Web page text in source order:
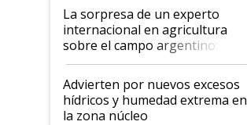
La sorpresa de un experto
internacional en agricultura
sobre el campo argentino:
"Estoy muy impresionado"
Advierten por nuevos excesos
hídricos y humedad extrema en
la zona núcleo